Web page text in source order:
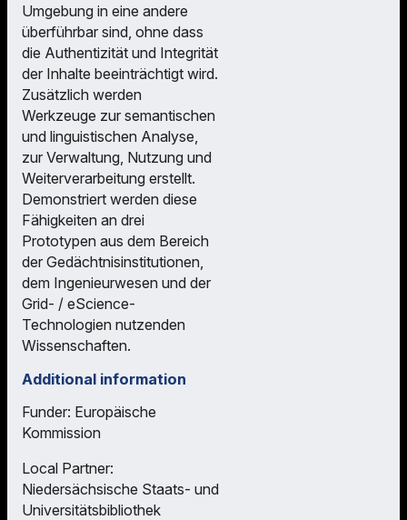
Umgebung in eine andere
überführbar sind, ohne dass
die Authentizität und Integrität
der Inhalte beeinträchtigt wird.
Zusätzlich werden
Werkzeuge zur semantischen
und linguistischen Analyse,
zur Verwaltung, Nutzung und
Weiterverarbeitung erstellt.
Demonstriert werden diese
Fähigkeiten an drei
Prototypen aus dem Bereich
der Gedächtnisinstitutionen,
dem Ingenieurwesen und der
Grid- / eScience-
Technologien nutzenden
Wissenschaften.
Additional information
Funder: Europäische
Kommission
Local Partner:
Niedersächsische Staats- und
Universitätsbibliothek